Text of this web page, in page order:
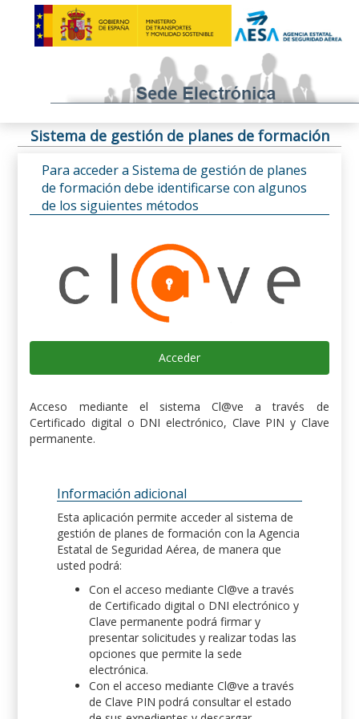
Sistema de gestión de planes de formación
Para acceder a Sistema de gestión de planes
de formación debe identificarse con algunos
de los siguientes métodos
Acceder
Acceso mediante el sistema Cl@ve a través de
Certificado digital o DNI electrónico, Clave PIN y Clave
permanente.
Información adicional
Esta aplicación permite acceder al sistema de
gestión de planes de formación con la Agencia
Estatal de Seguridad Aérea, de manera que
usted podrá:
Con el acceso mediante Cl@ve a través
de Certificado digital o DNI electrónico y
Clave permanente podrá firmar y
presentar solicitudes y realizar todas las
opciones que permite la sede
electrónica.
Con el acceso mediante Cl@ve a través
de Clave PIN podrá consultar el estado